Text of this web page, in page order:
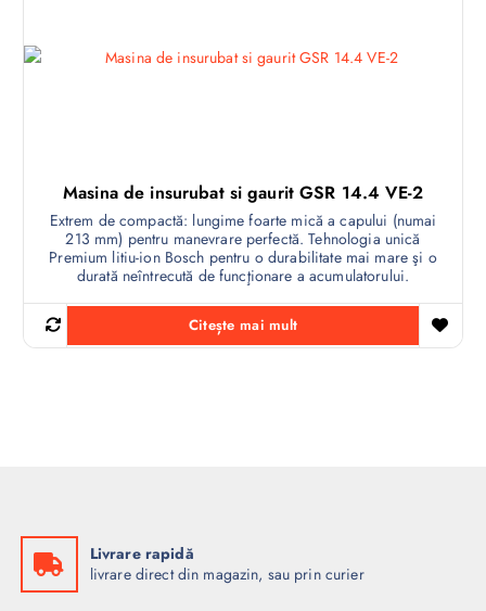
Masina de insurubat si gaurit GSR 14.4 VE-2
Extrem de compactă: lungime foarte mică a capului (numai
213 mm) pentru manevrare perfectă. Tehnologia unică
Premium litiu-ion Bosch pentru o durabilitate mai mare şi o
durată neîntrecută de funcţionare a acumulatorului.
Citește mai mult
Livrare rapidă
livrare direct din magazin, sau prin curier